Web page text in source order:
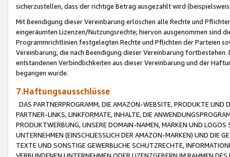
sicherzustellen, dass der richtige Betrag ausgezahlt wird
Mit Beendigung dieser Vereinbarung erlöschen alle Rechte und
eingeräumten Lizenzen/Nutzungsrechte; hiervon ausgenommen sind
Programmrichtlinien festgelegten Rechte und Pflichten der Parteien
Vereinbarung, die nach Beendigung dieser Vereinbarung
entstandenen Verbindlichkeiten aus dieser Vereinbarung und der
begangen wurde.
7.Haftungsausschlüsse
DAS PARTNERPROGRAMM, DIE AMAZON-WEBSITE, PRODUKTE UND
PARTNER-LINKS, LINKFORMATE, INHALTE, DIE
PRODUKTWERBUNG, UNSERE DOMAIN-NAMEN, MARKEN UND
UNTERNEHMEN (EINSCHLIESSLICH DER AMAZON-MARKEN) UND DIE
TEXTE UND SONSTIGE GEWERBLICHE SCHUTZRECHTE,